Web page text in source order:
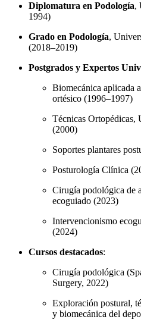
Diplomatura en Podología,
1994)
Grado en Podología,
(2018–2019)
Postgrados y Expertos
Biomecánica aplicada
ortésico (1996–1997)
Técnicas Ortopédicas,
(2000)
Soportes plantares
Posturología Clínica
Cirugía podológica de
ecoguiado (2023)
Intervencionismo
(2024)
Cursos destacados:
Cirugía podológica
Surgery, 2022)
Exploración postural,
y biomecánica del